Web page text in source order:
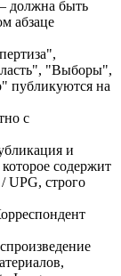
должна быть
абзаце
"Выборы",
публикуются на
с
и
содержит
UPG, строго